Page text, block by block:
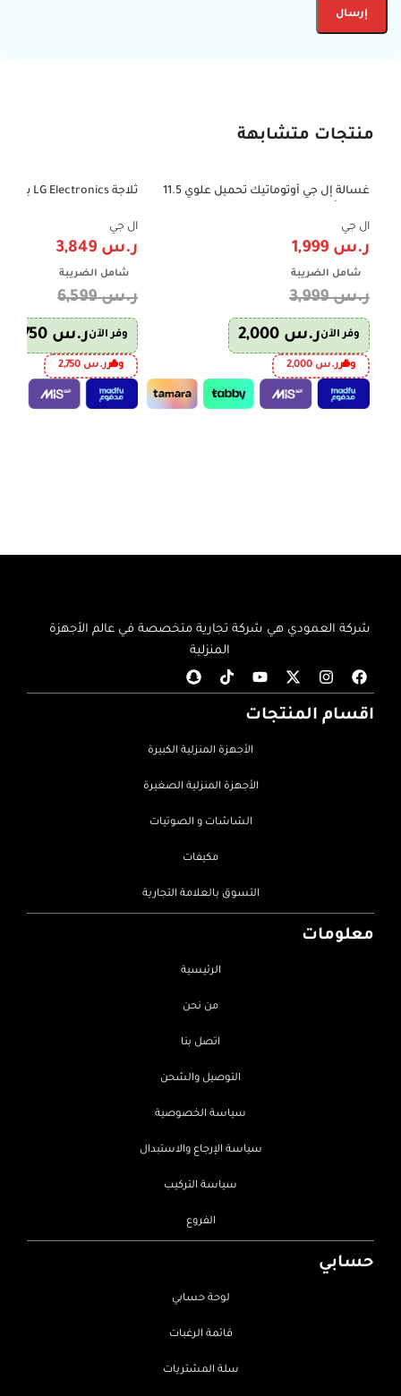
منتجات متشابهة
-50%
غسالة إل جي أوتوماتيك تحميل علوي 11.5
WTV11BNW
ال جي
ر.س
شامل الضريبة
ر.س3,999
وفر الآنر.س
وفرر.س 2,000
-42%
ال جي
ر.س
شامل الضريبة
ر.س6,599
وفر الآنر.س
وفرر.س 2,750
شركة العمودي هي شركة تجارية متخصصة في عالم الأجهزة
المنزلية
اقسام المنتجات
الأجهزة المنزلية الكبيرة
الأجهزة المنزلية الصغيرة
الشاشات و الصوتيات
مكيفات
التسوق بالعلامة التجارية
معلومات
الرئيسية
من نحن
اتصل بنا
التوصيل والشحن
سياسة الخصوصية
سياسة الإرجاع والاستبدال
سياسة التركيب
الفروع
حسابي
لوحة حسابي
قائمة الرغبات
سلة المشتريات